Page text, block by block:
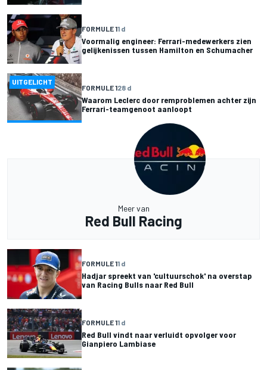
FORMULE 11 d
Voormalig engineer: Ferrari-medewerkers zien
gelijkenissen tussen Hamilton en Schumacher
UITGELICHT
FORMULE 128 d
Waarom Leclerc door remproblemen achter zijn
Ferrari-teamgenoot aanloopt
Meer van
Red Bull Racing
FORMULE 11 d
Hadjar spreekt van 'cultuurschok' na overstap
van Racing Bulls naar Red Bull
FORMULE 11 d
Red Bull vindt naar verluidt opvolger voor
Gianpiero Lambiase